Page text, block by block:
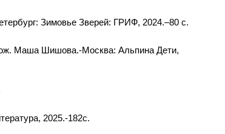
Зимовье Зверей: ГРИФ, 2024.–80 с.
Маша Шишова.-Москва: Альпина Дети,
2025.-182c.